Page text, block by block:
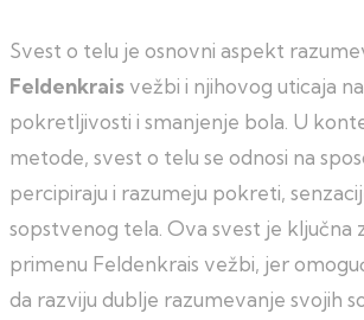
Svest o telu je osnovni aspekt
Feldenkrais vežbi i njihovog uticaja
pokretljivosti i smanjenje bola. U
metode, svest o telu se odnosi na
percipiraju i razumeju pokreti,
sopstvenog tela. Ova svest je ključna
primenu Feldenkrais vežbi, jer
da razviju dublje razumevanje svojih